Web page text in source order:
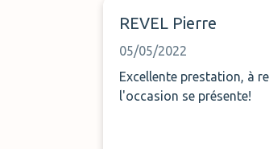
REVEL Pierre
05/05/2022
Excellente prestation, à
l'occasion se présente!